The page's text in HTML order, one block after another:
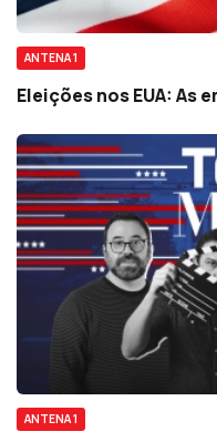
ANTENA 1
Eleições nos EUA: As
ANTENA 1